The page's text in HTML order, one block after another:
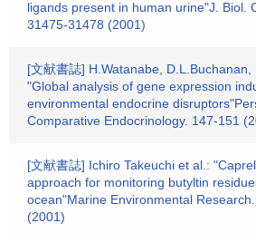
ligands present in human urine"J. Biol.
31475-31478 (2001)
[文献書誌] H.Watanabe, D.L.Buchanan,
"Global analysis of gene expression
environmental endocrine
Comparative Endocrinology. 147-151
[文献書誌] Ichiro Takeuchi et al.:
approach for monitoring butyltin
ocean"Marine Environmental
(2001)